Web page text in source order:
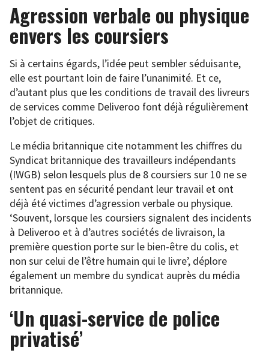
Agression verbale ou physique
envers les coursiers
Si à certains égards, l’idée peut sembler séduisante,
elle est pourtant loin de faire l’unanimité. Et ce,
d’autant plus que les conditions de travail des livreurs
de services comme Deliveroo font déjà régulièrement
l’objet de critiques.
Le média britannique cite notamment les chiffres du
Syndicat britannique des travailleurs indépendants
(IWGB) selon lesquels plus de 8 coursiers sur 10 ne se
sentent pas en sécurité pendant leur travail et ont
déjà été victimes d’agression verbale ou physique.
‘Souvent, lorsque les coursiers signalent des incidents
à Deliveroo et à d’autres sociétés de livraison, la
première question porte sur le bien-être du colis, et
non sur celui de l’être humain qui le livre’, déplore
également un membre du syndicat auprès du média
britannique.
‘Un quasi-service de police
privatisé’